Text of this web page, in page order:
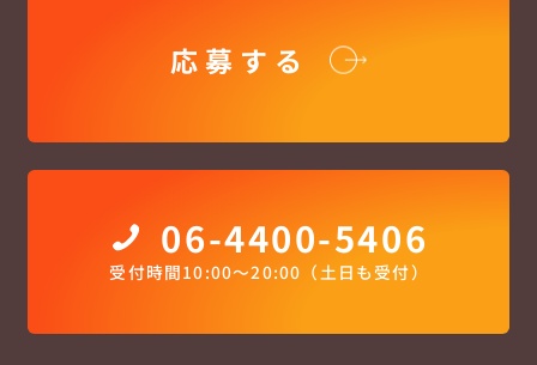
応募する
06-4400-5406
受付時間10:00〜20:00（土日も受付）